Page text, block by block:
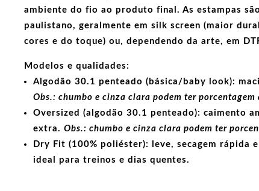
ambiente do fio ao produto final. As estampas
paulistano, geralmente em silk screen (maior
cores e do toque) ou, dependendo da arte, em
Modelos e qualidades:
Algodão 30.1 penteado (básica/baby look):
Obs.: chumbo e cinza clara podem ter porcentagem
Oversized (algodão 30.1 penteado): caimento
extra. Obs.: chumbo e cinza clara podem ter
Dry Fit (100% poliéster):
leve, secagem rápida
ideal para treinos e dias quentes.